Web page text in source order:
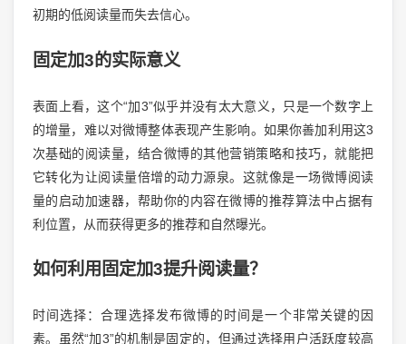
初期的低阅读量而失去信心。
固定加3的实际意义
表面上看，这个“加3”似乎并没有太大意义，只是一个数字上
的增量，难以对微博整体表现产生影响。如果你善加利用这3
次基础的阅读量，结合微博的其他营销策略和技巧，就能把
它转化为让阅读量倍增的动力源泉。这就像是一场微博阅读
量的启动加速器，帮助你的内容在微博的推荐算法中占据有
利位置，从而获得更多的推荐和自然曝光。
如何利用固定加3提升阅读量？
时间选择：合理选择发布微博的时间是一个非常关键的因
素。虽然“加3”的机制是固定的，但通过选择用户活跃度较高